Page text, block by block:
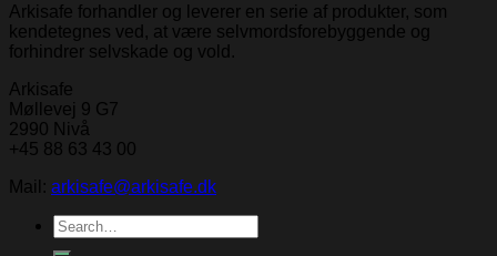
Arkisafe forhandler og leverer en serie af produkter, som
kendetegnes ved, at være selvmordsforebyggende og
forhindrer selvskade og vold.
Arkisafe
Møllevej 9 G7
2990 Nivå
+45 88 63 43 00
Mail: arkisafe@arkisafe.dk
Search
for: